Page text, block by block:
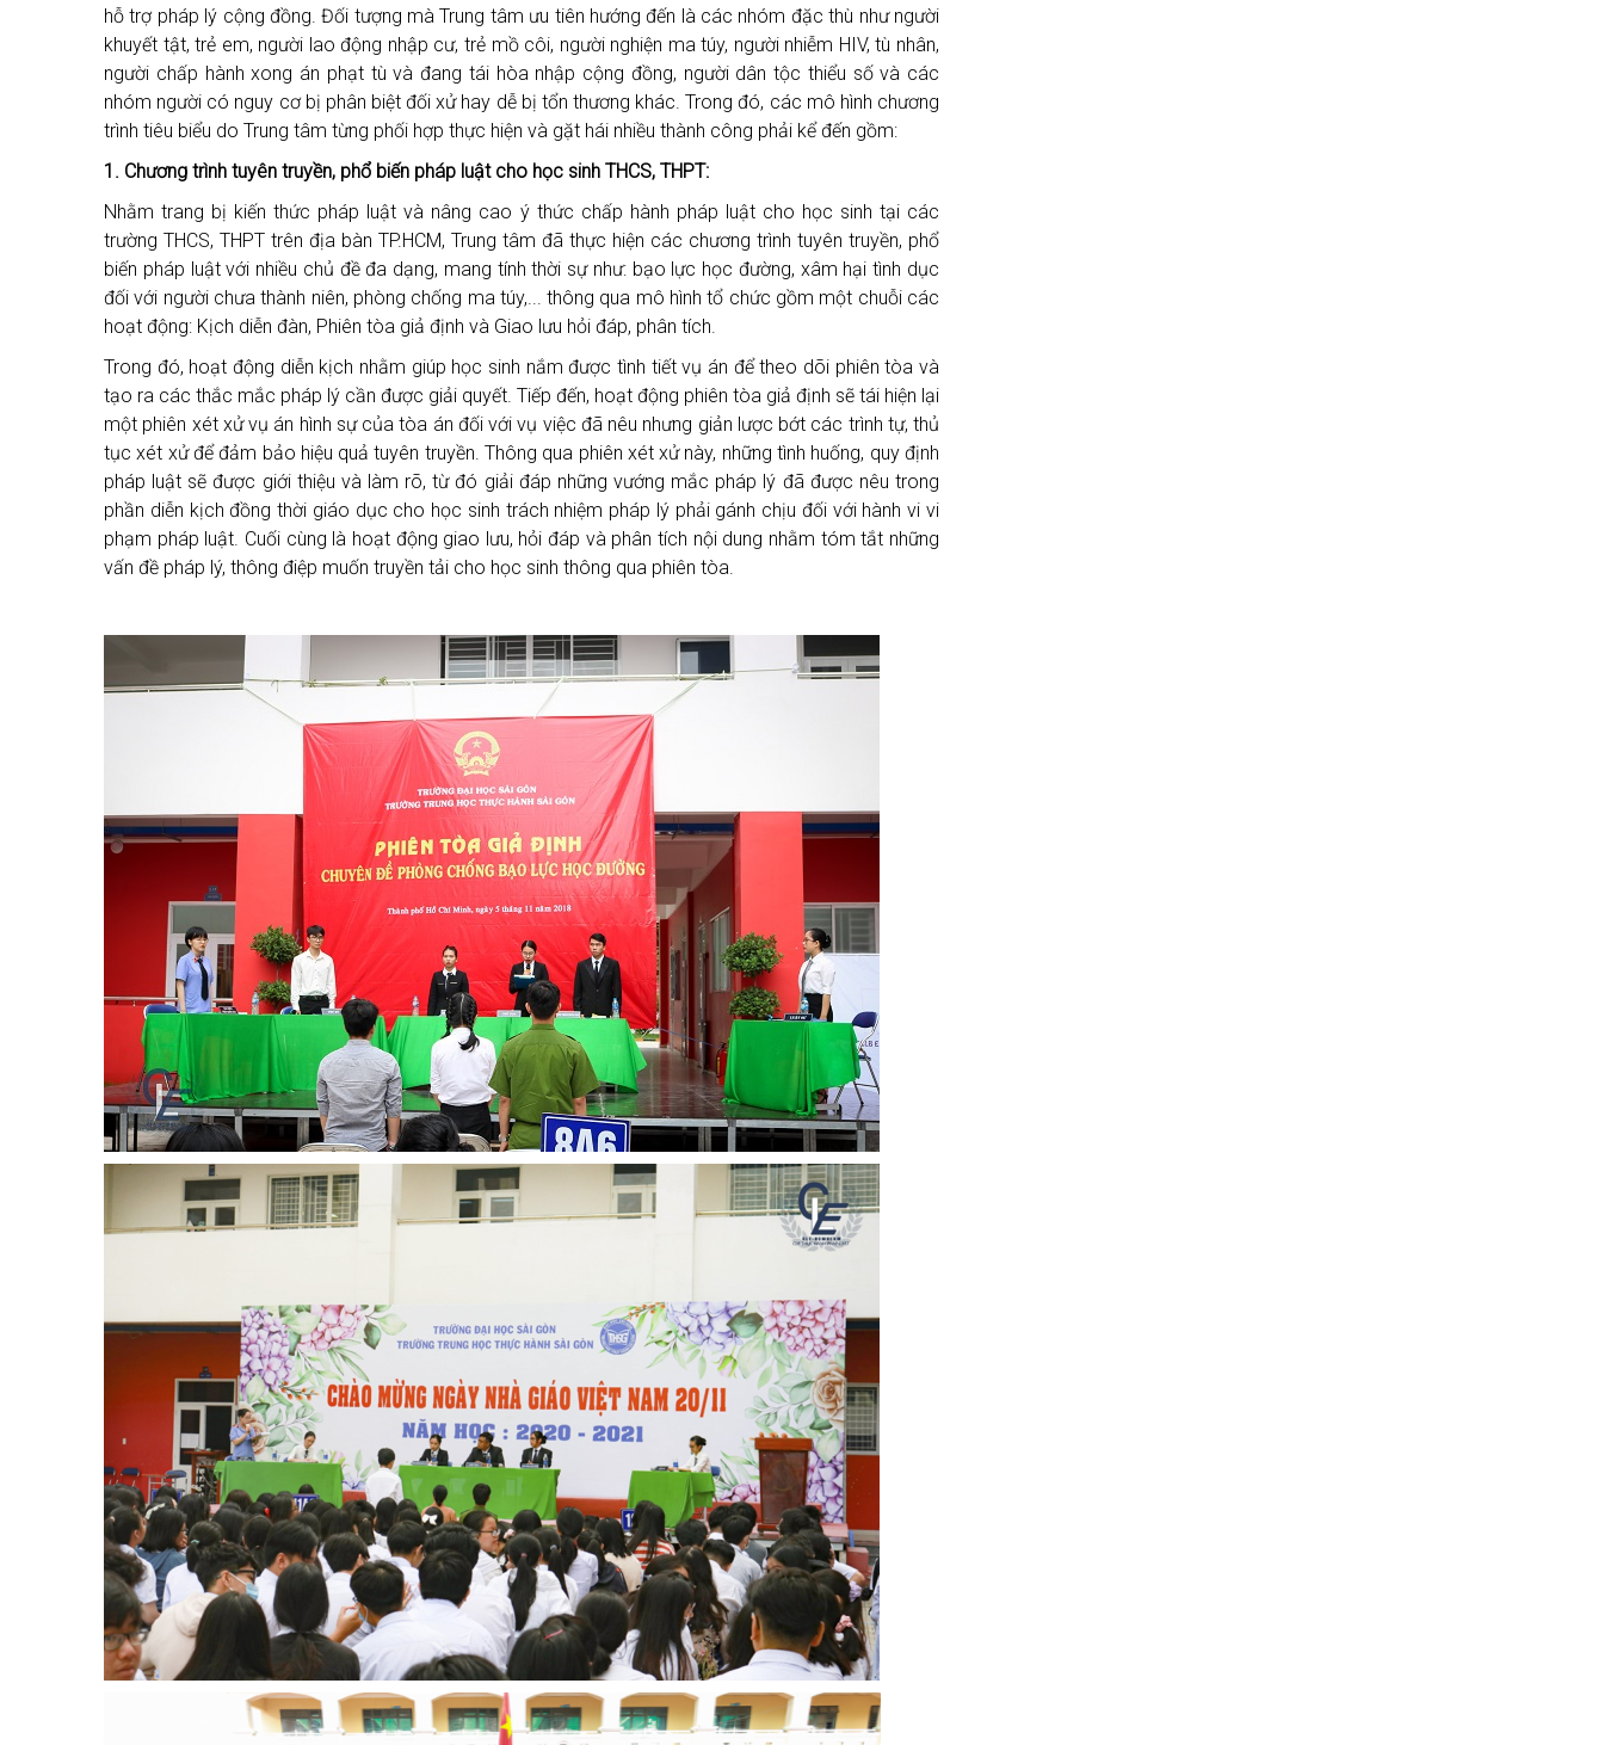
hỗ trợ pháp lý cộng đồng. Đối tượng mà Trung tâm ưu tiên hướng đến là các nhóm đặc thù như người
khuyết tật, trẻ em, người lao động nhập cư, trẻ mồ côi, người nghiện ma túy, người nhiễm HIV, tù nhân,
người chấp hành xong án phạt tù và đang tái hòa nhập cộng đồng, người dân tộc thiểu số và các
nhóm người có nguy cơ bị phân biệt đối xử hay dễ bị tổn thương khác. Trong đó, các mô hình chương
trình tiêu biểu do Trung tâm từng phối hợp thực hiện và gặt hái nhiều thành công phải kể đến gồm:
1. Chương trình tuyên truyền, phổ biến pháp luật cho học sinh THCS, THPT:
Nhằm trang bị kiến thức pháp luật và nâng cao ý thức chấp hành pháp luật cho học sinh tại các
trường THCS, THPT trên địa bàn TP.HCM, Trung tâm đã thực hiện các chương trình tuyên truyền, phổ
biến pháp luật với nhiều chủ đề đa dạng, mang tính thời sự như: bạo lực học đường, xâm hại tình dục
đối với người chưa thành niên, phòng chống ma túy,... thông qua mô hình tổ chức gồm một chuỗi các
hoạt động: Kịch diễn đàn, Phiên tòa giả định và Giao lưu hỏi đáp, phân tích.
Trong đó, hoạt động diễn kịch nhằm giúp học sinh nắm được tình tiết vụ án để theo dõi phiên tòa và
tạo ra các thắc mắc pháp lý cần được giải quyết. Tiếp đến, hoạt động phiên tòa giả định sẽ tái hiện lại
một phiên xét xử vụ án hình sự của tòa án đối với vụ việc đã nêu nhưng giản lược bớt các trình tự, thủ
tục xét xử để đảm bảo hiệu quả tuyên truyền. Thông qua phiên xét xử này, những tình huống, quy định
pháp luật sẽ được giới thiệu và làm rõ, từ đó giải đáp những vướng mắc pháp lý đã được nêu trong
phần diễn kịch đồng thời giáo dục cho học sinh trách nhiệm pháp lý phải gánh chịu đối với hành vi vi
phạm pháp luật. Cuối cùng là hoạt động giao lưu, hỏi đáp và phân tích nội dung nhằm tóm tắt những
vấn đề pháp lý, thông điệp muốn truyền tải cho học sinh thông qua phiên tòa.